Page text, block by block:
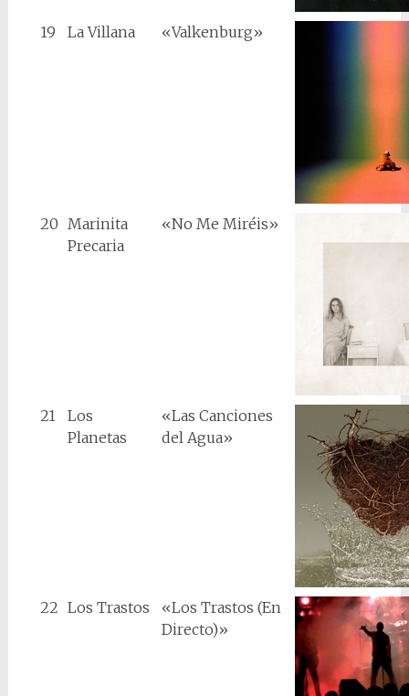
19 La Villana «Valkenburg»
20 Marinita
Precaria
«No Me Miréis»
21
Los
Planetas
«Las Canciones
del Agua»
22 Los Trastos
«Los Trastos (En
Directo)»